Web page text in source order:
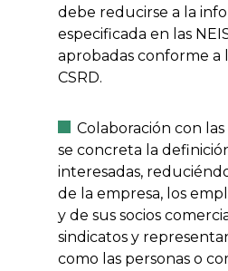
debe reducirse a la
especificada en las
aprobadas conforme a
CSRD.
Colaboración con
se concreta la
interesadas,
de la empresa, los
y de sus socios
sindicatos y
como las personas o